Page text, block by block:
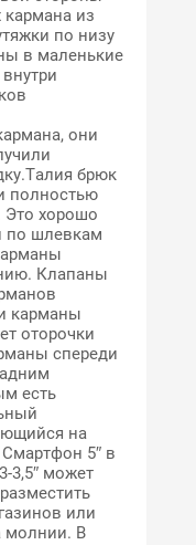
из
по низу
в маленькие
они
брюк
полностью
Это хорошо
по шлевкам
Клапаны
карманы
оторочки
спереди
есть
на
5″ в
3,5″ может
или
молнии. В